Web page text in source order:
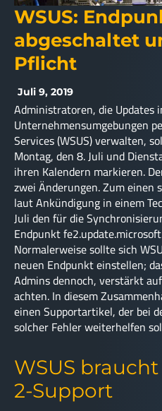
WSUS:
abgeschaltet
Pflicht
Juli 9, 2019
Administratoren, die Updates
Unternehmensumgebungen
Services (WSUS) verwalten,
Montag, den 8. Juli und
ihren Kalendern markieren.
zwei Änderungen. Zum einen
laut Ankündigung in einem
Juli den für die
Endpunkt
Normalerweise sollte sich
neuen Endpunkt einstellen;
Admins dennoch, verstärkt
achten. In diesem
einen Supportartikel, der bei
solcher Fehler weiterhelfen
WSUS
2-Support